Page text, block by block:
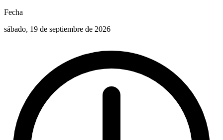
Fecha
sábado, 19 de septiembre de 2026